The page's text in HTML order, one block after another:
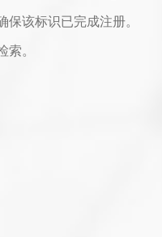
该标识已完成注册。
索。